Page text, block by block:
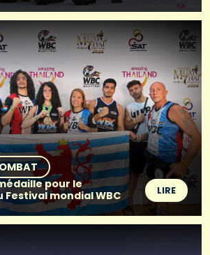
pour le
Festival mondial WBC
LIRE